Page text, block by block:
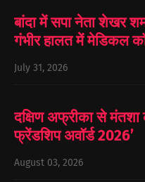
बांदा में सपा नेता शेखर
गंभीर हालत में मेडिकल
July 31, 2026
दक्षिण अफ्रीका से मंतशा
फ्रेंडशिप अवॉर्ड 2026’
August 03, 2026